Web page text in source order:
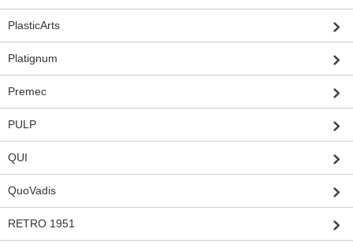
PlasticArts
Platignum
Premec
PULP
QUI
QuoVadis
RETRO 1951